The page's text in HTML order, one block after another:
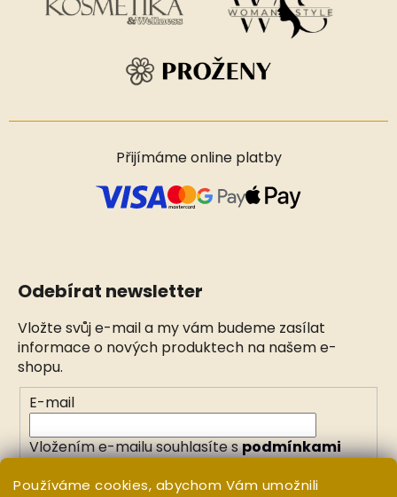
Používáme cookies, abychom Vám umožnili
Přijímáme online platby
Odebírat newsletter
Vložte svůj e-mail a my vám budeme zasílat
informace o nových produktech na našem e-
shopu.
E-mail
Vložením e-mailu souhlasíte spodmínkami